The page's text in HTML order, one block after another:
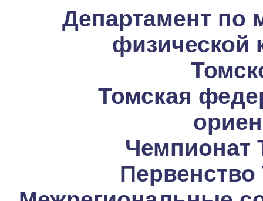
Департамент по
физической
Томская
Чемпионат